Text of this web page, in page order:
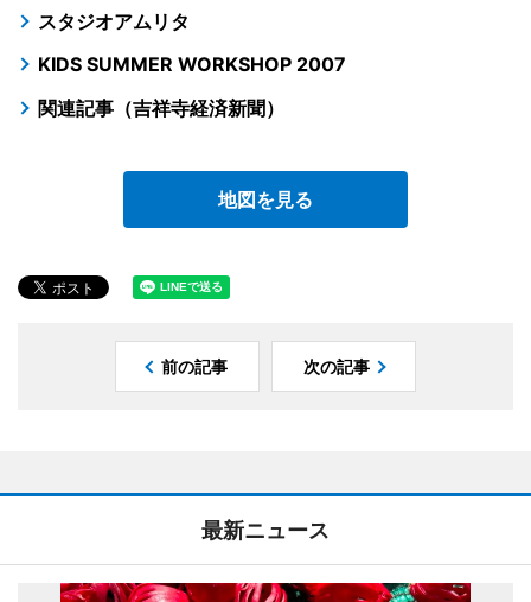
スタジオアムリタ
KIDS SUMMER WORKSHOP 2007
関連記事（吉祥寺経済新聞）
地図を見る
前の記事 次の記事
最新ニュース